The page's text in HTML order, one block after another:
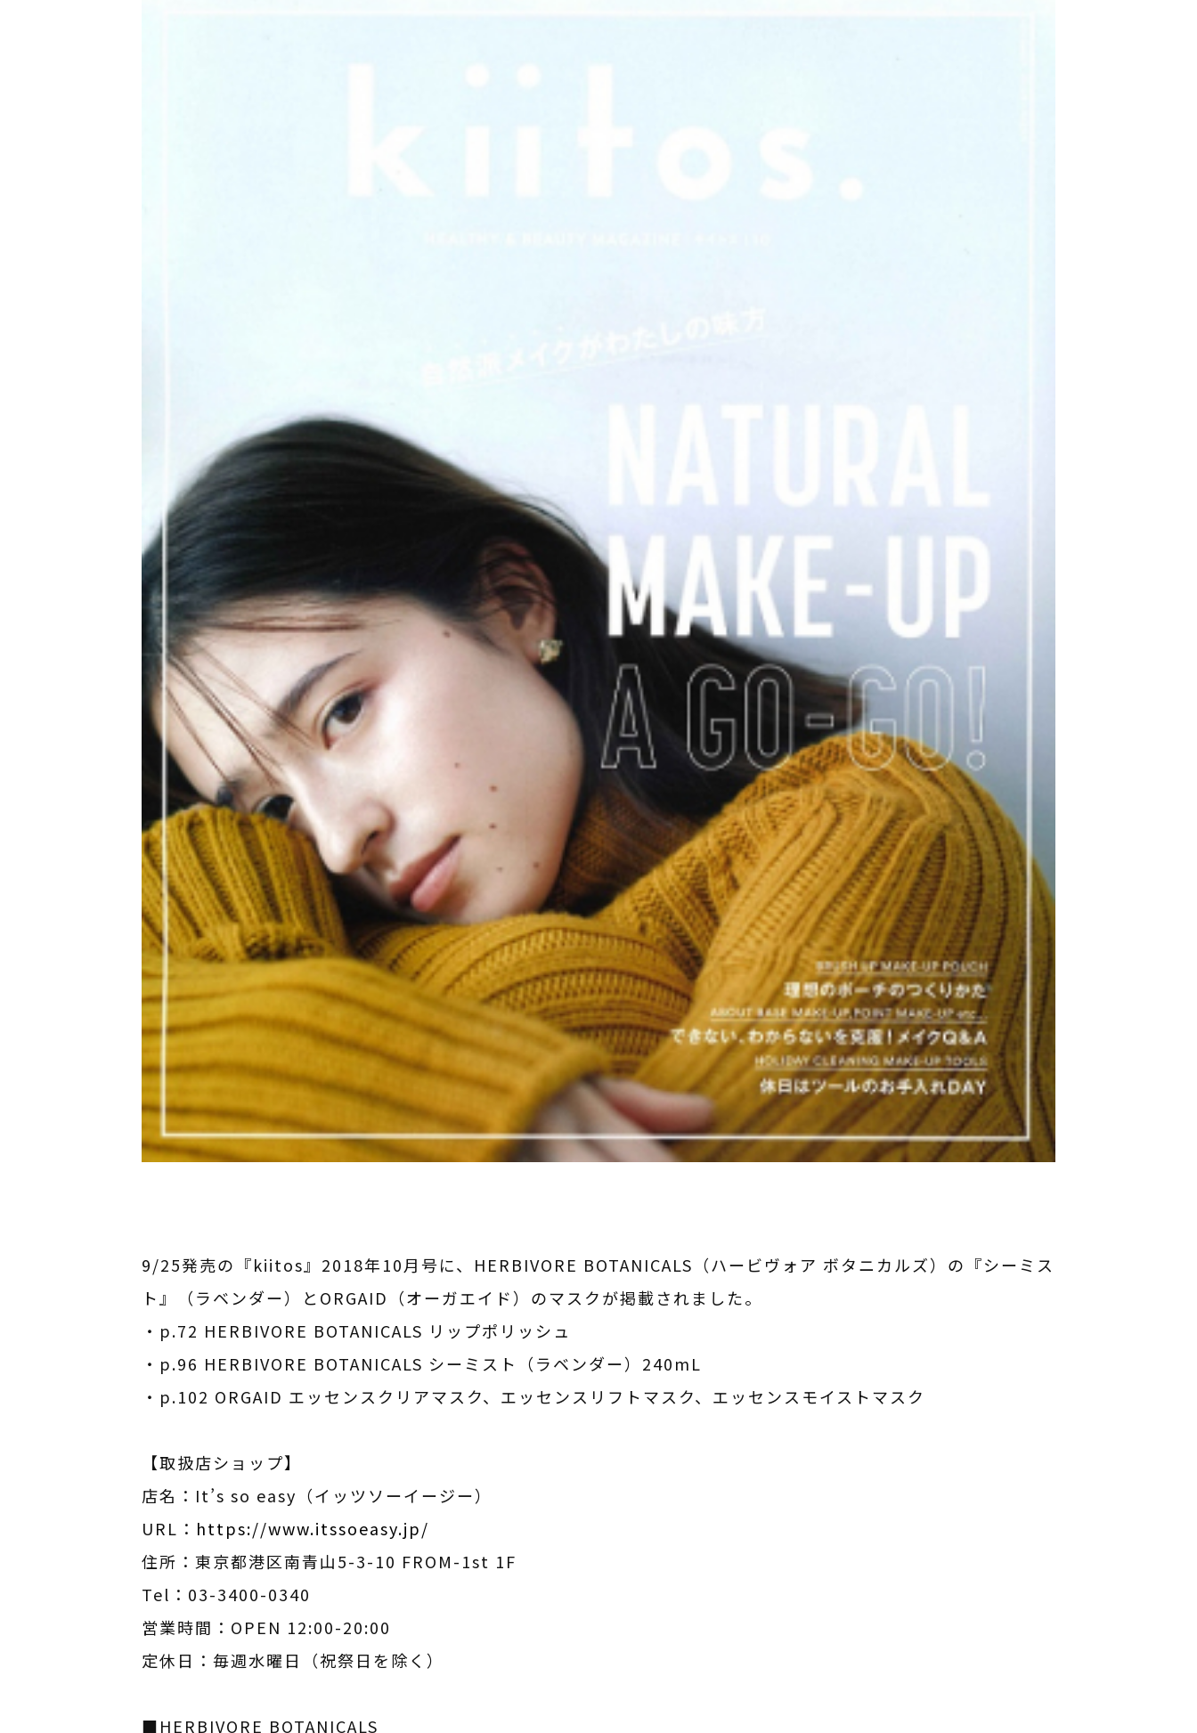
9/25発売の『kiitos』2018年10月号に、HERBIVORE BOTANICALS（ハービヴォア ボタニカルズ）の『シーミス
ト』（ラベンダー）とORGAID（オーガエイド）のマスクが掲載されました。
・p.72 HERBIVORE BOTANICALS リップポリッシュ
・p.96 HERBIVORE BOTANICALS シーミスト（ラベンダー）240mL
・p.102 ORGAID エッセンスクリアマスク、エッセンスリフトマスク、エッセンスモイストマスク
【取扱店ショップ】
店名：It’s so easy（イッツソーイージー）
URL： https://www.itssoeasy.jp/
住所：東京都港区南青山5-3-10 FROM-1st 1F
Tel：03-3400-0340
営業時間：OPEN 12:00-20:00
定休日：毎週水曜日（祝祭日を除く）
■HERBIVORE BOTANICALS